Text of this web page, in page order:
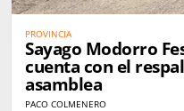
PROVINCIA
Sayago Modorro
cuenta con el
asamblea
PACO COLMENERO